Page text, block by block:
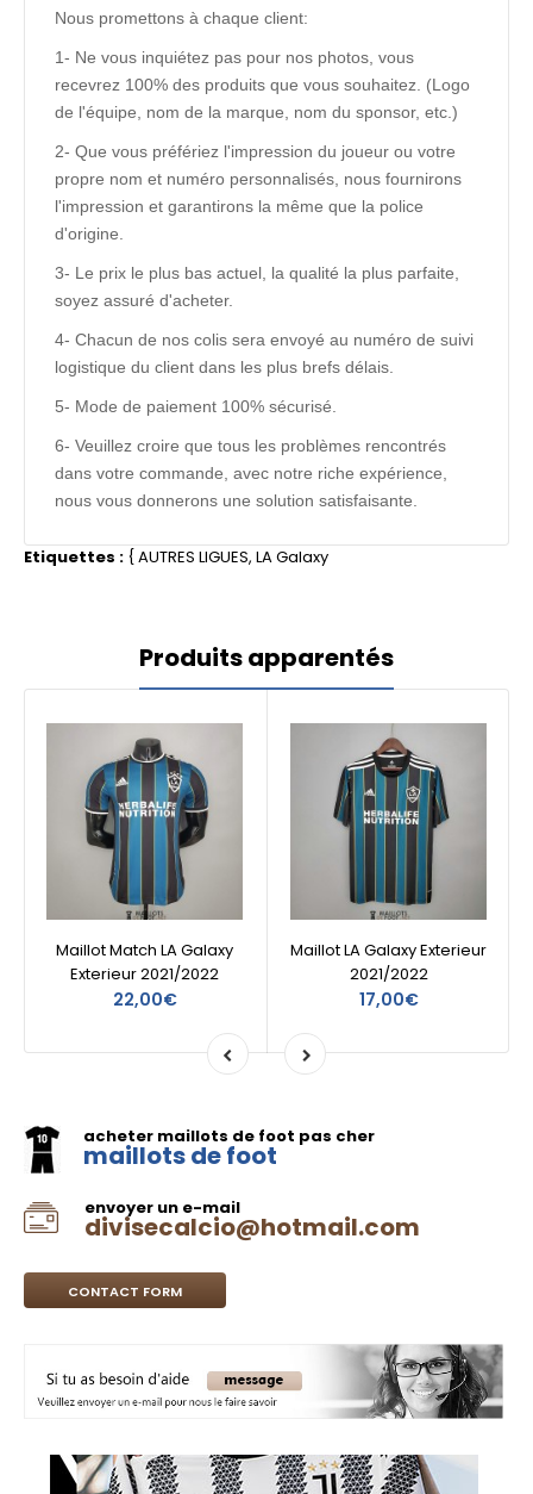
Nous promettons à chaque client:
1- Ne vous inquiétez pas pour nos photos, vous
recevrez 100% des produits que vous souhaitez. (Logo
de l'équipe, nom de la marque, nom du sponsor, etc.)
2- Que vous préfériez l'impression du joueur ou votre
propre nom et numéro personnalisés, nous fournirons
l'impression et garantirons la même que la police
d'origine.
3- Le prix le plus bas actuel, la qualité la plus parfaite,
soyez assuré d'acheter.
4- Chacun de nos colis sera envoyé au numéro de suivi
logistique du client dans les plus brefs délais.
5- Mode de paiement 100% sécurisé.
6- Veuillez croire que tous les problèmes rencontrés
dans votre commande, avec notre riche expérience,
nous vous donnerons une solution satisfaisante.
Etiquettes : {AUTRES LIGUES, LA Galaxy
Produits apparentés
Maillot Match LA Galaxy
Exterieur 2021/2022
22,00€
Maillot LA Galaxy Exterieur
2021/2022
17,00€
acheter maillots de foot pas cher
maillots de foot
envoyer un e-mail
divisecalcio@hotmail.com
CONTACT FORM